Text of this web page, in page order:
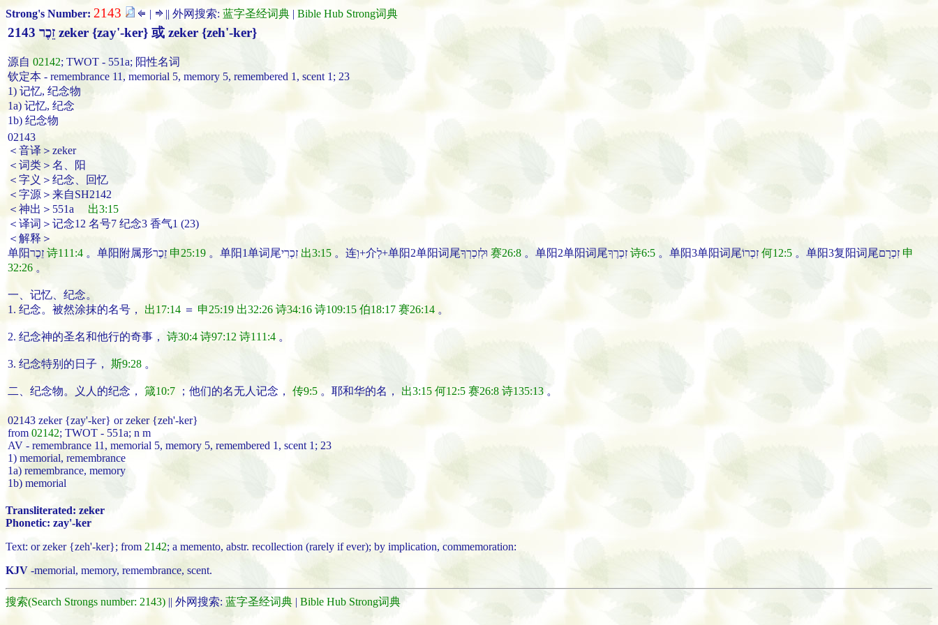
Strong's Number: 2143 | || 外网搜索: 蓝字圣经词典 | Bible Hub Strong词典
2143 זֵכֶר zeker {zay'-ker} 或 zeker {zeh'-ker}
源自 02142; TWOT - 551a; 阳性名词
钦定本 - remembrance 11, memorial 5, memory 5, remembered 1, scent 1; 23
1) 记忆, 纪念物
1a) 记忆, 纪念
1b) 纪念物
02143
＜音译＞zeker
＜词类＞名、阳
＜字义＞纪念、回忆
＜字源＞来自SH2142
＜神出＞551a 出3:15
＜译词＞记念12 名号7 纪念3 香气1 (23)
＜解释＞
诗111:4 申25:19 出3:15 赛26:8 诗6:5 何12:5
申
32:26 。
一、 记忆、 纪念。
1. 纪念。 被然涂抹的名号 ， 出17:14 ＝ 申25:19 出32:26 诗34:16 诗109:15 伯18:17 赛26:14 。
2. 纪念神的圣名和他行的奇事， 诗30:4 诗97:12 诗111:4 。
3. 纪念特别的日子， 斯9:28 。
二、 纪念物。 义人的纪念 ， 箴10:7 ； 他们的名无人 记念 ， 传9:5 。耶和华的名， 出3:15 何12:5 赛26:8 诗135:13。
02143 zeker {zay'-ker} or zeker {zeh'-ker}
from 02142; TWOT - 551a; n m
AV - remembrance 11, memorial 5, memory 5, remembered 1, scent 1; 23
1) memorial, remembrance
1a) remembrance, memory
1b) memorial
Transliterated: zeker
Phonetic: zay'-ker
Text: or zeker {zeh'-ker}; from 2142; a memento, abstr. recollection (rarely if ever); by implication, commemoration:
KJV -memorial, memory, remembrance, scent.
搜索(Search Strongs number: 2143) || 外网搜索: 蓝字圣经词典 | Bible Hub Strong词典